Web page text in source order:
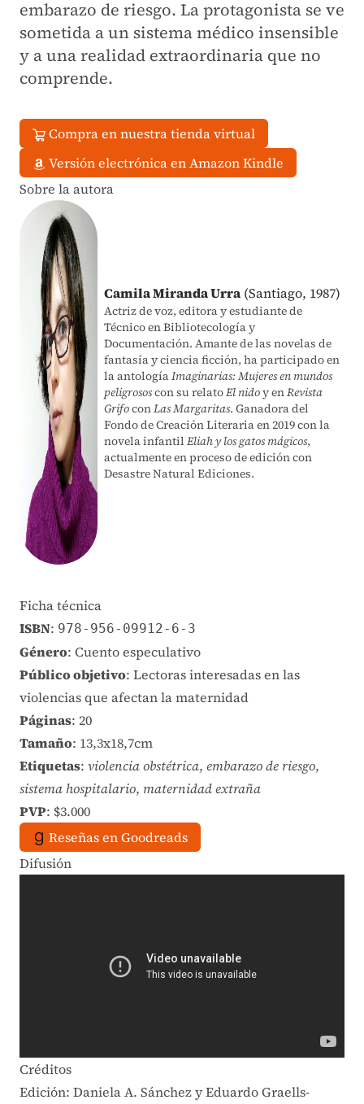
embarazo de riesgo. La protagonista se ve
sometida a un sistema médico insensible
y a una realidad extraordinaria que no
comprende.
Compra en nuestra tienda virtual
Versión electrónica en Amazon Kindle
Sobre la autora
Camila Miranda Urra (Santiago, 1987)
Actriz de voz, editora y estudiante de
Técnico en Bibliotecología y
Documentación. Amante de las novelas de
fantasía y ciencia ficción, ha participado en
la antologíaImaginarias: Mujeres en mundos
peligrososcon su relatoEl nidoy enRevista
GrifoconLas Margaritas. Ganadora del
Fondo de Creación Literaria en 2019 con la
novela infantil Eliah y los gatos mágicos,
actualmente en proceso de edición con
Desastre Natural Ediciones.
Ficha técnica
ISBN: 978-956-09912-6-3
Género: Cuento especulativo
Público objetivo: Lectoras interesadas en las
violencias que afectan la maternidad
Páginas: 20
Tamaño: 13,3x18,7cm
Etiquetas: violencia obstétrica, embarazo de riesgo,
sistema hospitalario, maternidad extraña
PVP: $3.000
Reseñas en Goodreads
Difusión
Créditos
Edición: Daniela A. Sánchez y Eduardo Graells-